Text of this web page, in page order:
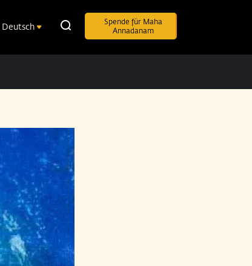
Deutsch
Spende für Maha
Annadanam